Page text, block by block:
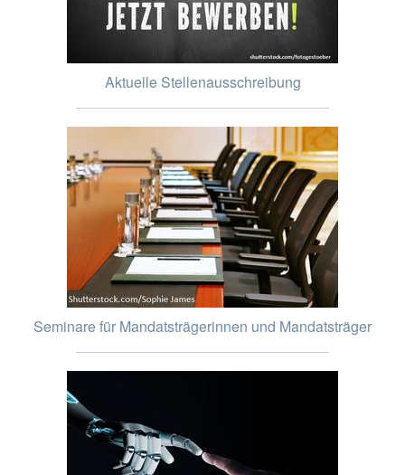
Aktuelle Stellenausschreibung
Seminare für Mandatsträgerinnen und Mandatsträger